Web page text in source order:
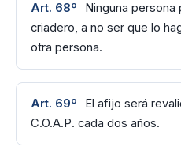
Art. 68º
Ninguna persona
criadero, a no ser que lo
otra persona.
Art. 69º
El afijo será
C.O.A.P. cada dos años.